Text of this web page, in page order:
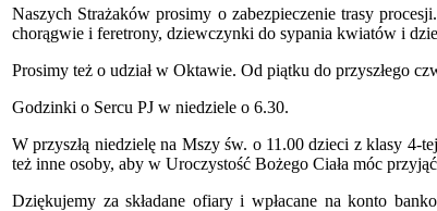
Naszych Strażaków prosimy o zabezpieczenie trasy
chorągwie i feretrony, dziewczynki do sypania kwiatów i
Prosimy też o udział w Oktawie. Od piątku do przyszłego
Godzinki o Sercu PJ w niedziele o 6.30.
W przyszłą niedzielę na Mszy św. o 11.00 dzieci z klasy 4-
też inne osoby, aby w Uroczystość Bożego Ciała móc
Dziękujemy za składane ofiary i wpłacane na konto